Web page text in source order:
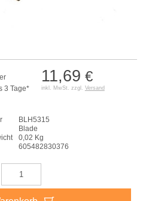
11,69 €
inkl. MwSt. zzgl. Versand
3 Tage*
BLH5315
Blade
0,02 Kg
605482830376